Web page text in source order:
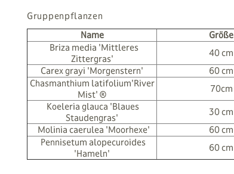
Gruppenpflanzen
Name
Größe
Briza media 'Mittleres
Zittergras'
40 cm
Carex grayi 'Morgenstern'
60 cm
Chasmanthium latifolium'River
Mist' ®
70cm
Koeleria glauca 'Blaues
Staudengras'
30 cm
Molinia caerulea 'Moorhexe'
60 cm
Pennisetum alopecuroides
'Hameln'
60 cm